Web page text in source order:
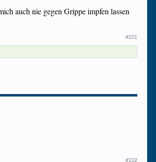
auch nie gegen Grippe impfen lassen
#101
#102